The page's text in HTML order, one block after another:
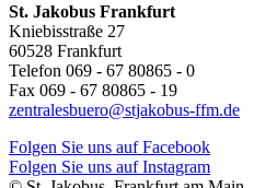
St. Jakobus Frankfurt
Kniebisstraße 27
60528 Frankfurt
Telefon 069 - 67 80865 - 0
Fax 069 - 67 80865 - 19
zentralesbuero@stjakobus-ffm.de
Folgen Sie uns auf Facebook
Folgen Sie uns auf Instagram